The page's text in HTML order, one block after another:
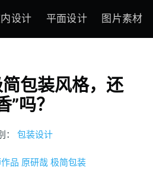
设计 平面设计 图片素材
包装风格，还
”吗？
： 包装设计
品 原研哉 极简包装